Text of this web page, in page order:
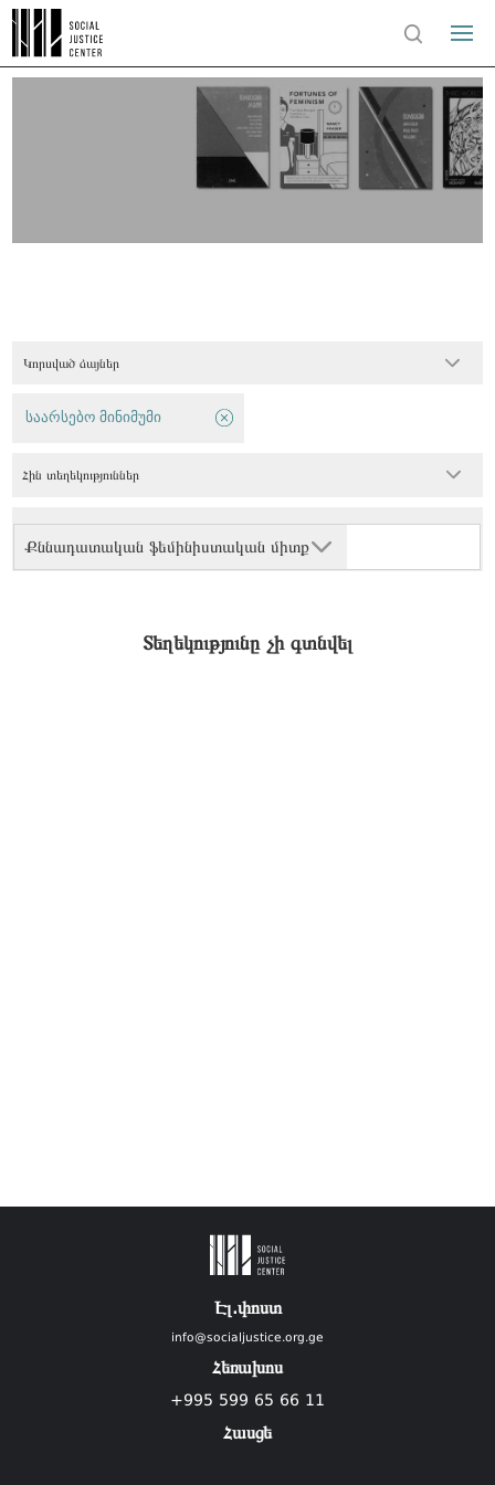
Կորսված ձայներ
Քննադատական ֆեմինիստական միտք
საარსებო მინიმუმი
Հին տեղեկություններ
Տեղեկությունը չի գտնվել
Էլ.փոստ
info@socialjustice.org.ge
Հեռախոս
+995 599 65 66 11
Հասցե